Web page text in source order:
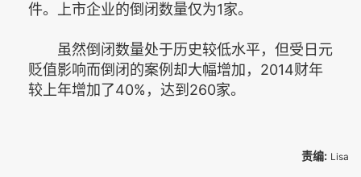
件。上市企业的倒闭数量仅为1家。
虽然倒闭数量处于历史较低水平，但受日元
贬值影响而倒闭的案例却大幅增加，2014财年
较上年增加了40%，达到260家。
责编: Lisa